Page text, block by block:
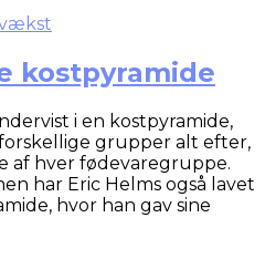
kostpyramide
i en kostpyramide,
grupper alt efter,
af hver fødevaregruppe.
har Eric Helms også lavet
hvor han gav sine